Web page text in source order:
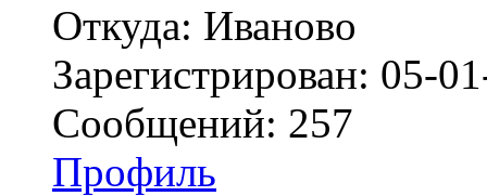
Откуда: Иваново
Зарегистрирован: 05-
Сообщений: 257
Профиль